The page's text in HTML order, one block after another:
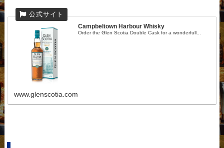
Campbeltown Harbour Whisky
Order the Glen Scotia Double Cask for a wonderfull...
www.glenscotia.com